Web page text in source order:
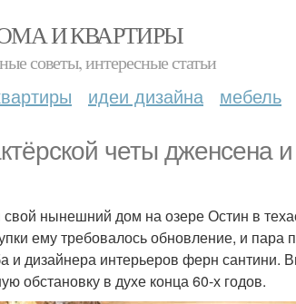
И КВАРТИРЫ
советы, интересные статьи
идеи дизайна мебель
четы дженсена
свой нынешний дом на озере Остин в
ему требовалось обновление, и пара
и дизайнера интерьеров ферн сантини.
обстановку в духе конца 60-х годов.